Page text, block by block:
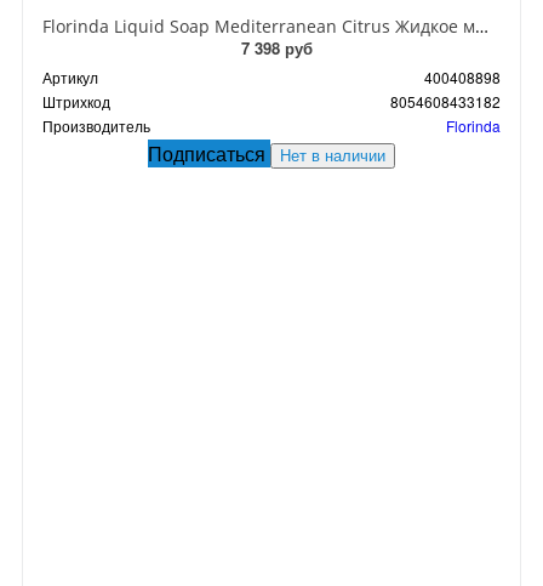
Florinda Liquid Soap Mediterranean Citrus Жидкое мыло натуральное на основе растительных масел Средиземноморские цитрусы 500 мл
7 398 руб
Артикул
400408898
Штрихкод
8054608433182
Производитель
Florinda
Подписаться Нет в наличии